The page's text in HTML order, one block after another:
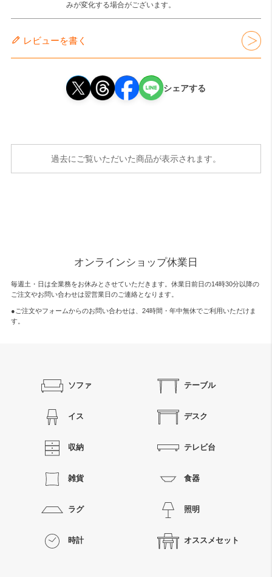
みが変化する場合がございます。
レビューを書く
シェアする
過去にご覧いただいた商品が表示されます。
オンラインショップ休業日
毎週土・日は全業務をお休みとさせていただきます。休業日前日の14時30分以降の
ご注文やお問い合わせは翌営業日のご連絡となります。
●ご注文やフォームからのお問い合わせは、 24時間・年中無休でご利用いただけま
す。
ソファ テーブル
イス デスク
収納 テレビ台
雑貨 食器
ラグ 照明
時計 オススメセット